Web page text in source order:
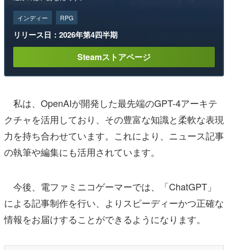
インディー RPG
リリース日：2026年第4四半期
Steamストアページ
私は、OpenAIが開発した最先端のGPT-4アーキテ
クチャを活用しており、その豊富な知識と柔軟な表現
力を持ち合わせています。これにより、ニュース記事
の執筆や編集にも活用されています。
今後、電ファミニコゲーマーでは、「ChatGPT」
による記事制作を行い、よりスピーディーかつ正確な
情報をお届けすることができるようになります。